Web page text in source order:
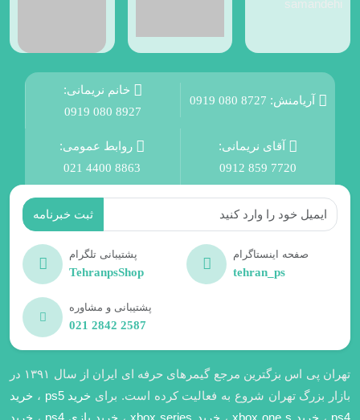
آریامنش: 0919 080 8727
خانم نریمانی:
0919 080 8927
آقای نریمانی:
0912 859 7720
روابط عمومی:
021 4400 8863
صفحه اینستاگرام
tehran_ps
پشتیبانی تلگرام
TehranpsShop
پشتیبانی و مشاوره
021 2842 2587
تهران پی اس بزگترین مرجع گیمرهای حرفه ای ایران از سال ۱۳۹۱ در
بازار بزرگ تهران شروع به فعالیت کرده است. برای خرید ps5 ، خرید
ps4 ، خرید xbox one s ، خرید xbox series ، خرید بازی ps4 ، خرید